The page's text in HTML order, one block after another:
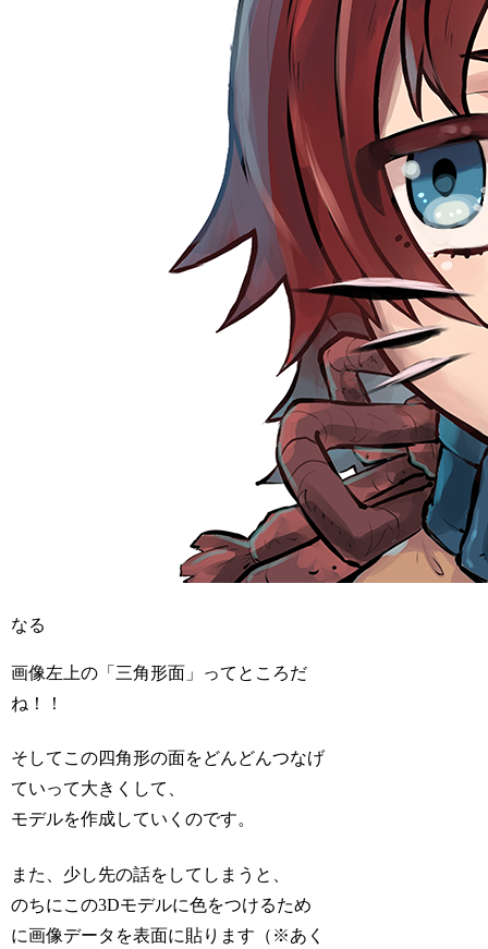
なる
画像左上の「三角形面」ってところだ
ね！！
そしてこの四角形の面をどんどんつなげ
ていって大きくして、
モデルを作成していくのです。
また、少し先の話をしてしまうと、
のちにこの3Dモデルに色をつけるため
に画像データを表面に貼ります（※あく